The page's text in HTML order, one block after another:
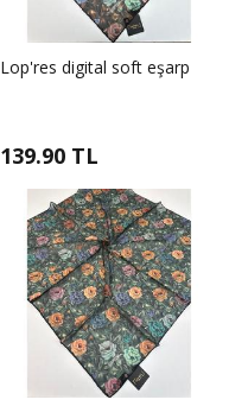
Lop'res digital soft eşarp
139.90 TL